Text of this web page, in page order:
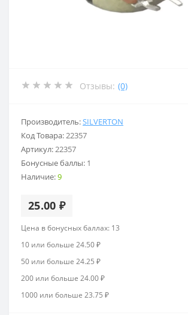
Отзывы: (0)
Производитель:SILVERTON
Код Товара:22357
Артикул:22357
Бонусные баллы: 1
Наличие:9
25.00 ₽
Цена в бонусных баллах: 13
10 или больше 24.50 ₽
50 или больше 24.25 ₽
200 или больше 24.00 ₽
1000 или больше 23.75 ₽